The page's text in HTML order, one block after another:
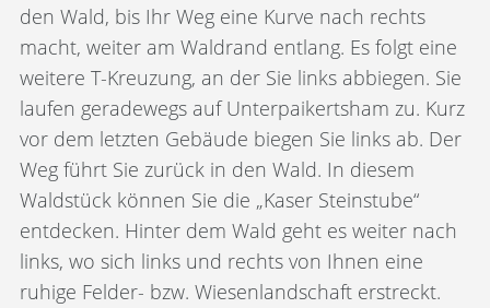
den Wald, bis Ihr Weg eine Kurve nach rechts
macht, weiter am Waldrand entlang. Es folgt eine
weitere T-Kreuzung, an der Sie links abbiegen. Sie
laufen geradewegs auf Unterpaikertsham zu. Kurz
vor dem letzten Gebäude biegen Sie links ab. Der
Weg führt Sie zurück in den Wald. In diesem
Waldstück können Sie die „Kaser Steinstube“
entdecken. Hinter dem Wald geht es weiter nach
links, wo sich links und rechts von Ihnen eine
ruhige Felder- bzw. Wiesenlandschaft erstreckt.